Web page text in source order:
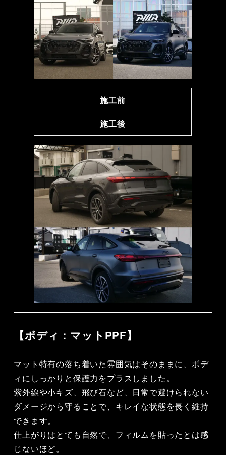
施工前
施工後
【ボディ：マットPPF】
マット特有の落ち着いた雰囲気はそのままに、ボデ
ィにしっかりと保護力をプラスしました。
紫外線や小キズ、飛び石など、日常で避けられない
ダメージから守ることで、キレイな状態を長く維持
できます。
仕上がりはとても自然で、フィルムを貼ったとは感
じないほど。